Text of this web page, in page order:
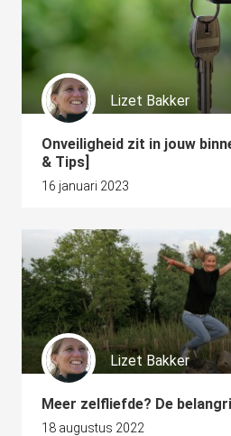
Lizet Bakker
Onveiligheid zit in jouw
& Tips]
16 januari 2023
Lizet Bakker
Meer zelfliefde? De
18 augustus 2022
te
Ze
deze
worden
om
te
over
van
op